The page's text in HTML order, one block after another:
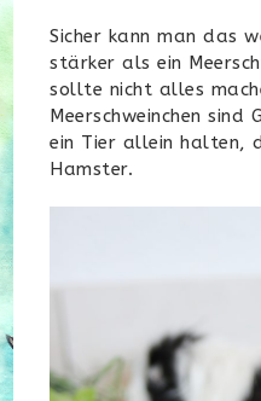
Sicher kann man das
stärker als ein
sollte nicht alles
Meerschweinchen
ein Tier allein halten,
Hamster.